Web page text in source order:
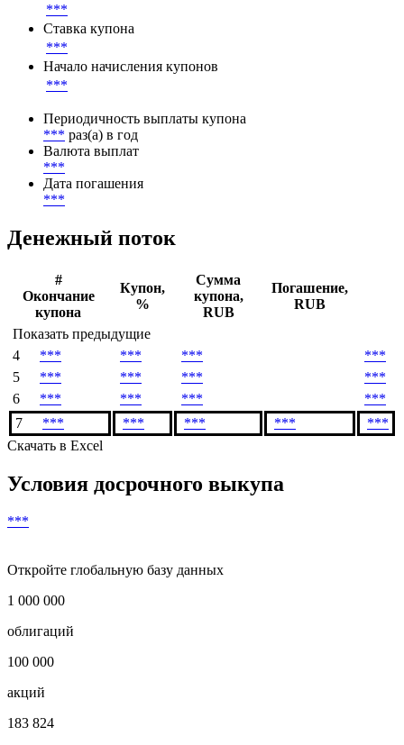
***
Ставка купона
***
Начало начисления купонов
***
Периодичность выплаты купона
*** раз(а) в год
Валюта выплат
***
Дата погашения
***
Денежный поток
#
Окончание
купона
Купон,
%
Сумма
купона,
RUB
Погашение,
RUB
Показать предыдущие
4
*** *** ***
***
5
*** *** ***
***
6
*** *** ***
***
7
*** *** *** ***
***
Скачать в Excel
Условия досрочного выкупа
***
Откройте глобальную базу данных
1 000 000
облигаций
100 000
акций
183 824